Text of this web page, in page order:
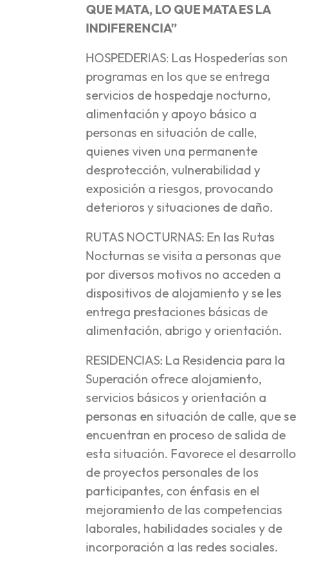
QUE MATA, LO QUE MATA ES LA
INDIFERENCIA”
HOSPEDERIAS: Las Hospederías son
programas en los que se entrega
servicios de hospedaje nocturno,
alimentación y apoyo básico a
personas en situación de calle,
quienes viven una permanente
desprotección, vulnerabilidad y
exposición a riesgos, provocando
deterioros y situaciones de daño.
RUTAS NOCTURNAS: En las Rutas
Nocturnas se visita a personas que
por diversos motivos no acceden a
dispositivos de alojamiento y se les
entrega prestaciones básicas de
alimentación, abrigo y orientación.
RESIDENCIAS: La Residencia para la
Superación ofrece alojamiento,
servicios básicos y orientación a
personas en situación de calle, que se
encuentran en proceso de salida de
esta situación. Favorece el desarrollo
de proyectos personales de los
participantes, con énfasis en el
mejoramiento de las competencias
laborales, habilidades sociales y de
incorporación a las redes sociales.